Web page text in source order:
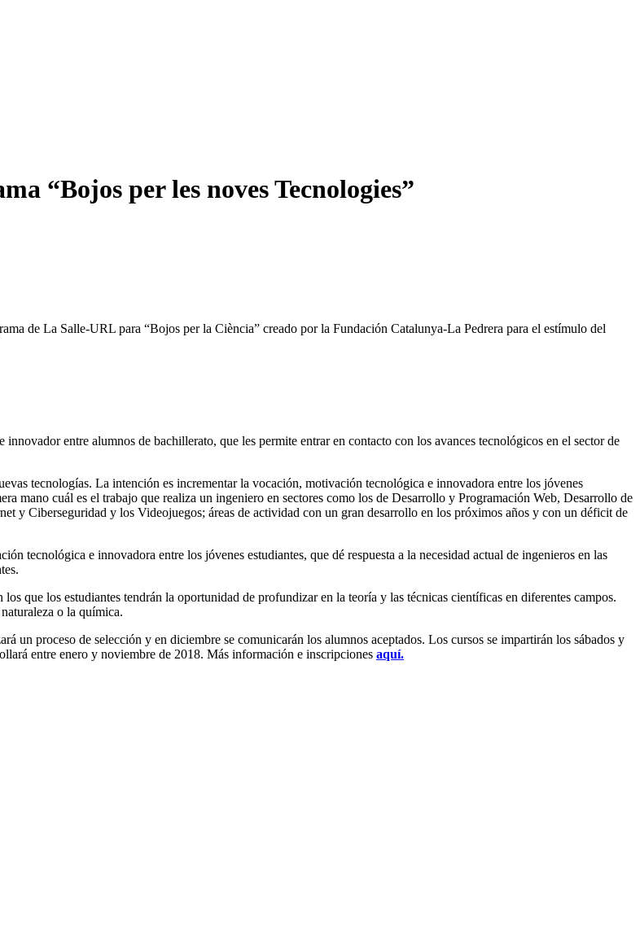
“Bojos per les noves Tecnologies”
de La Salle-URL para “Bojos per la Ciència” creado por la Fundación Catalunya-La Pedrera para el estímulo del
entre alumnos de bachillerato, que les permite entrar en contacto con los avances tecnológicos en el sector de
tecnologías. La intención es incrementar la vocación, motivación tecnológica e innovadora entre los jóvenes
mano cuál es el trabajo que realiza un ingeniero en sectores como los de Desarrollo y Programación Web, Desarrollo de
y Ciberseguridad y los Videojuegos; áreas de actividad con un gran desarrollo en los próximos años y con un déficit de
tecnológica e innovadora entre los jóvenes estudiantes, que dé respuesta a la necesidad actual de ingenieros en las
que los estudiantes tendrán la oportunidad de profundizar en la teoría y las técnicas científicas en diferentes campos.
o la química.
un proceso de selección y en diciembre se comunicarán los alumnos aceptados. Los cursos se impartirán los sábados y
entre enero y noviembre de 2018. Más información e inscripciones aquí.